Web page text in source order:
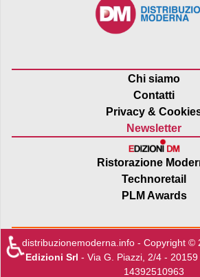
Chi siamo
Contatti
Privacy &
Newsletter
Ristorazione
Technoretail
PLM Awards
distribuzionemoderna.info - Copyright ©
Edizioni Srl - Via G. Piazzi, 2/4 -
14392510963